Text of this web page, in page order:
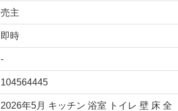
売主
即時
-
104564445
2026年5月 キッチン 浴室 トイレ 壁 床 全